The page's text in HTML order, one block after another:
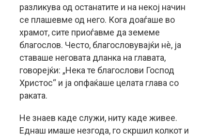
разликува од останатите и на некој начин
се плашевме од него. Кога доаѓаше во
храмот, сите приоѓавме да земеме
благослов. Често, благословувајќи нѐ, ја
ставаше неговата дланка на главата,
говорејќи: „Нека те благослови Господ
Христос“ и ја опфаќаше целата глава со
раката.
Не знаев каде служи, ниту каде живее.
Еднаш имаше незгода, го скршил колкот и